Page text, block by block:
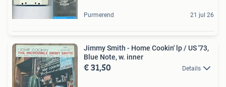
Purmerend 21 jul 26
Jimmy Smith - Home Cookin' lp / US '73,
Blue Note, w. inner
€ 31,50 Details